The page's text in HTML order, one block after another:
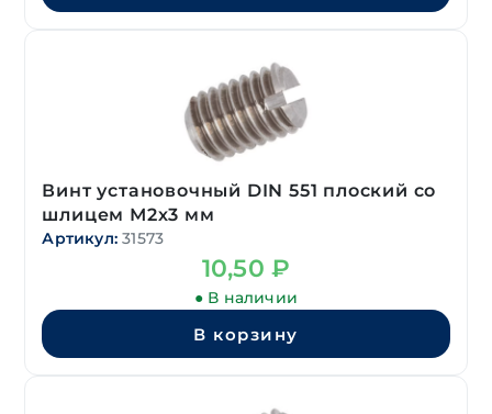
Винт установочный DIN 551 плоский со
шлицем М2х3 мм
Артикул: 31573
10,50 ₽
● В наличии
В корзину